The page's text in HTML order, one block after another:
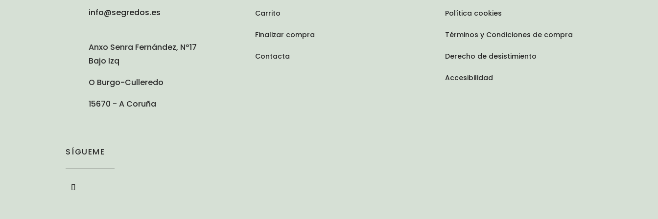
info@segredos.es
Anxo Senra Fernández, Nº17
Bajo Izq
O Burgo-Culleredo
15670 - A Coruña
SÍGUEME
Carrito
Finalizar compra
Contacta
Política cookies
Términos y Condiciones de compra
Derecho de desistimiento
Accesibilidad